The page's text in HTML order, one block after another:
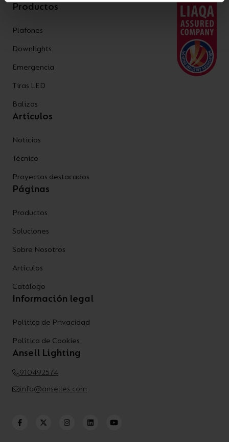
Productos
Plafones
Downlights
Emergencia
Tiras LED
Balizas
Artículos
Noticias
Técnico
Proyectos destacados
Páginas
Productos
Soluciones
Sobre Nosotros
Artículos
Catálogo
Información legal
Política de Privacidad
Política de Cookies
Ansell Lighting
910492574
info@anselles.com